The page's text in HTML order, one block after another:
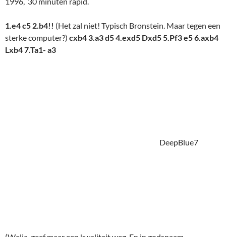
iedereen dus ten onrechte denkt dat je alleen kans maakt
emoties, intuitie, enz. Alles dat schaak zo fascinerend maakt